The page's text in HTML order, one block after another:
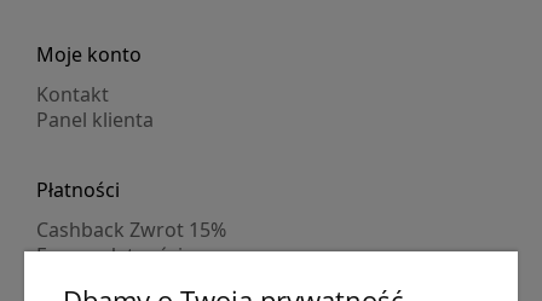
Moje konto
Kontakt
Panel klienta
Płatności
Cashback Zwrot 15%
Formy płatności